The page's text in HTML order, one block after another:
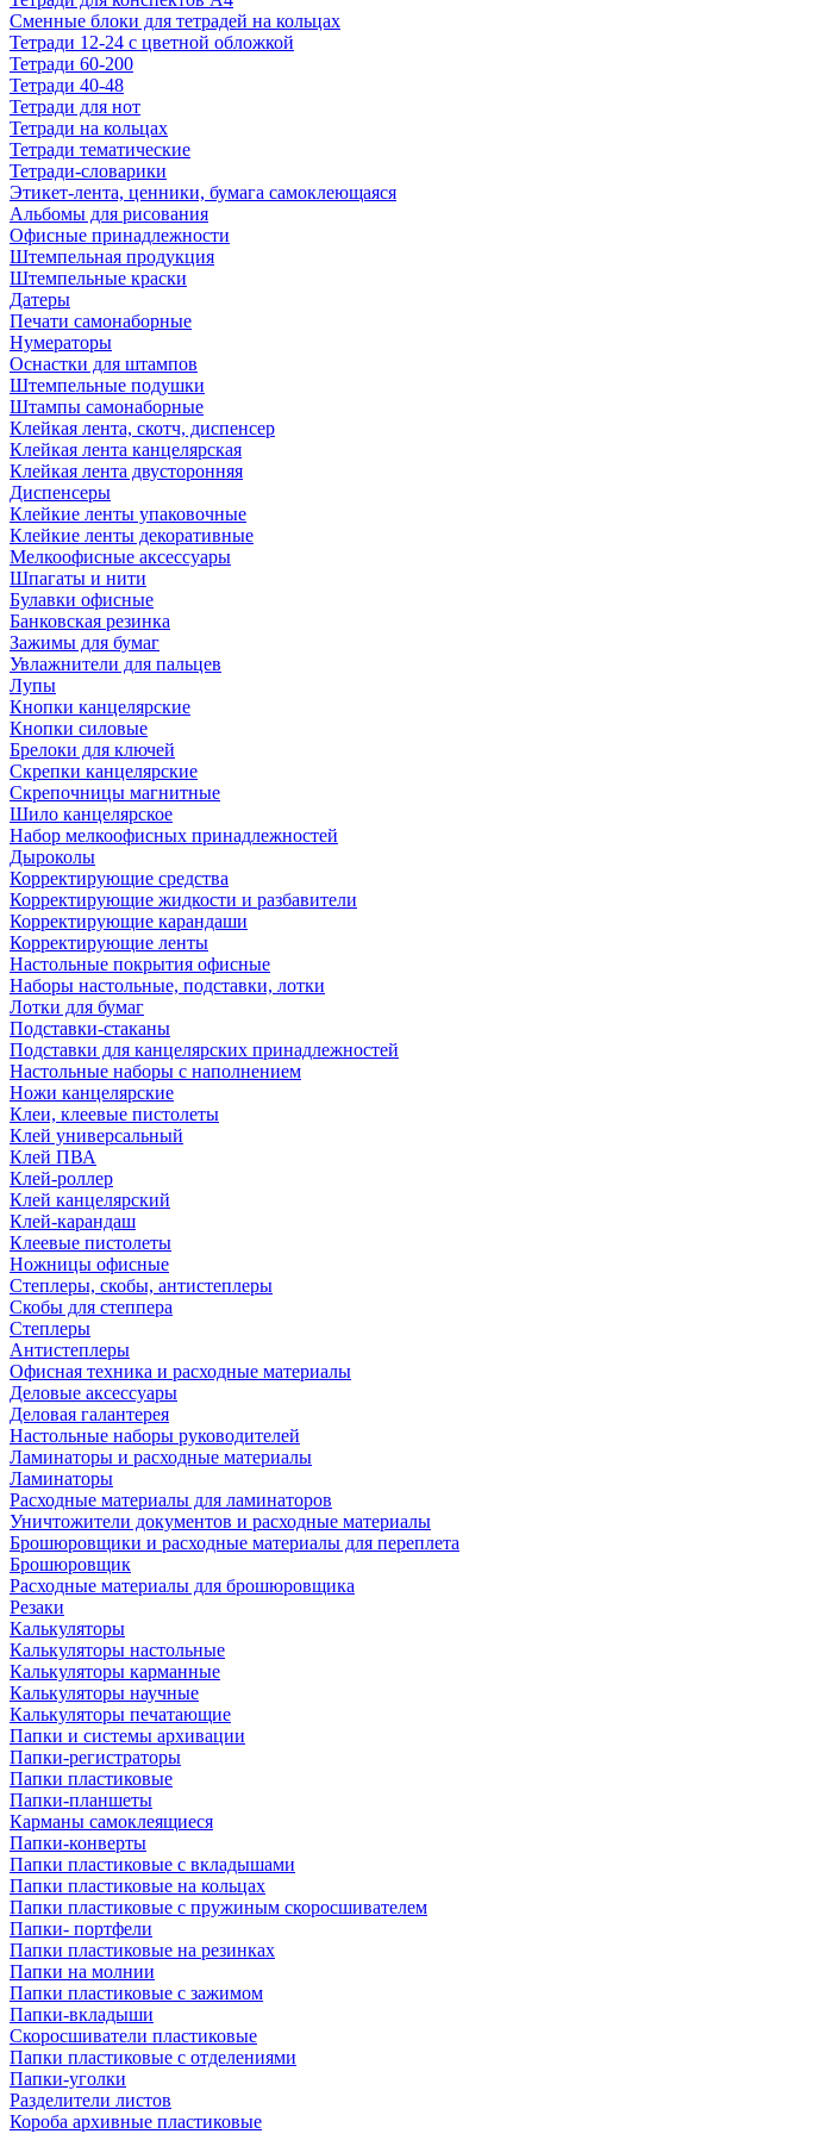
Сменные блоки для тетрадей на кольцах
Тетради 12-24 с цветной обложкой
Тетради 60-200
Тетради 40-48
Тетради для нот
Тетради на кольцах
Тетради тематические
Тетради-словарики
Этикет-лента, ценники, бумага самоклеющаяся
Альбомы для рисования
Офисные принадлежности
Штемпельная продукция
Штемпельные краски
Датеры
Печати самонаборные
Нумераторы
Оснастки для штампов
Штемпельные подушки
Штампы самонаборные
Клейкая лента, скотч, диспенсер
Клейкая лента канцелярская
Клейкая лента двусторонняя
Диспенсеры
Клейкие ленты упаковочные
Клейкие ленты декоративные
Мелкоофисные аксессуары
Шпагаты и нити
Булавки офисные
Банковская резинка
Зажимы для бумаг
Увлажнители для пальцев
Лупы
Кнопки канцелярские
Кнопки силовые
Брелоки для ключей
Скрепки канцелярские
Скрепочницы магнитные
Шило канцелярское
Набор мелкоофисных принадлежностей
Дыроколы
Корректирующие средства
Корректирующие жидкости и разбавители
Корректирующие карандаши
Корректирующие ленты
Настольные покрытия офисные
Наборы настольные, подставки, лотки
Лотки для бумаг
Подставки-стаканы
Подставки для канцелярских принадлежностей
Настольные наборы с наполнением
Ножи канцелярские
Клеи, клеевые пистолеты
Клей универсальный
Клей ПВА
Клей-роллер
Клей канцелярский
Клей-карандаш
Клеевые пистолеты
Ножницы офисные
Степлеры, скобы, антистеплеры
Скобы для степпера
Степлеры
Антистеплеры
Офисная техника и расходные материалы
Деловые аксессуары
Деловая галантерея
Настольные наборы руководителей
Ламинаторы и расходные материалы
Ламинаторы
Расходные материалы для ламинаторов
Уничтожители документов и расходные материалы
Брошюровщики и расходные материалы для переплета
Брошюровщик
Расходные материалы для брошюровщика
Резаки
Калькуляторы
Калькуляторы настольные
Калькуляторы карманные
Калькуляторы научные
Калькуляторы печатающие
Папки и системы архивации
Папки-регистраторы
Папки пластиковые
Папки-планшеты
Карманы самоклеящиеся
Папки-конверты
Папки пластиковые с вкладышами
Папки пластиковые на кольцах
Папки пластиковые с пружиным скоросшивателем
Папки- портфели
Папки пластиковые на резинках
Папки на молнии
Папки пластиковые с зажимом
Папки-вкладыши
Скоросшиватели пластиковые
Папки пластиковые с отделениями
Папки-уголки
Разделители листов
Короба архивные пластиковые